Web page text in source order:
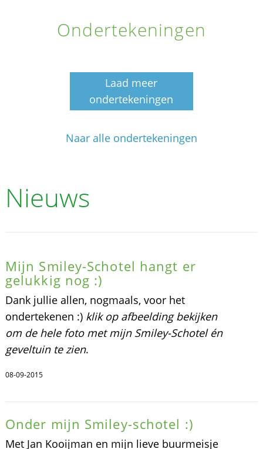
Ondertekeningen
Laad meer
ondertekeningen
Naar alle ondertekeningen
Nieuws
Mijn Smiley-Schotel hangt er
gelukkig nog :)
Dank jullie allen, nogmaals, voor het
ondertekenen :) klik op afbeelding bekijken
om de hele foto met mijn Smiley-Schotel én
geveltuin te zien.
08-09-2015
Onder mijn Smiley-schotel :)
Met Jan Kooijman en mijn lieve buurmeisje